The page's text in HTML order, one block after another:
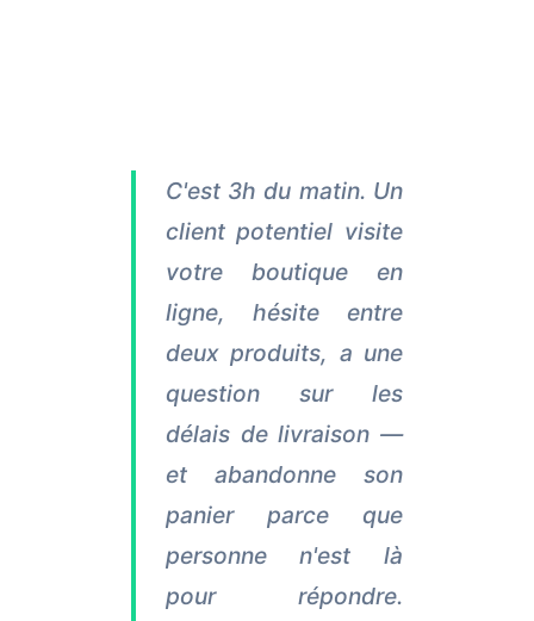
C'est 3h du matin. Un
client potentiel visite
votre boutique en
ligne, hésite entre
deux produits, a une
question sur les
délais de livraison —
et abandonne son
panier parce que
personne n'est là
pour répondre.